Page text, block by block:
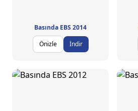
Basında EBS 2014
Önizle
İndir